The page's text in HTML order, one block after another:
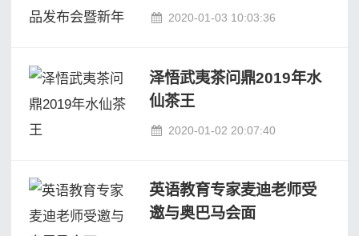
来袭2020-01-03 10:03:36
泽悟武夷茶问鼎2019年水
仙茶王
2020-01-02 20:07:40
英语教育专家麦迪老师受
邀与奥巴马会面